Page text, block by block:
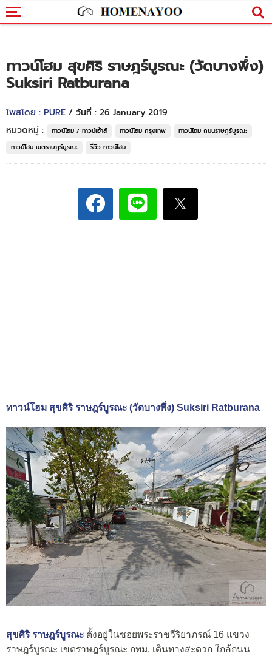
ทาวน์โฮม สุขศิริ ราษฎร์บูรณะ (วัดบางพึ่ง)
Suksiri Ratburana
โพสโดย : PURE / วันที่ : 26 January 2019
หมวดหมู่ :
ทาวน์โฮม / ทาวน์เฮ้าส์ ทาวน์โฮม กรุงเทพ
ทาวน์โฮม ถนนราษฎร์บูรณะ
ทาวน์โฮม เขตราษฎร์บูรณะ
รีวิว ทาวน์โฮม
ทาวน์โฮม สุขศิริ ราษฎร์บูรณะ (วัดบางพึ่ง) Suksiri Ratburana
สุขศิริ ราษฎร์บูรณะ ตั้งอยู่ในซอยพระราชวีริยาภรณ์ 16 แขวง
ราษฎร์บูรณะ เขตราษฎร์บูรณะ กทม. เดินทางสะดวก ใกล้ถนน